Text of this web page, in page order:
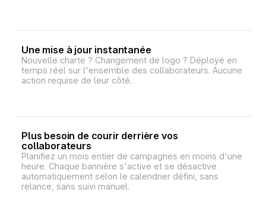
Une mise à jour instantanée
Nouvelle charte ? Changement de logo ? Déployé en
temps réel sur l'ensemble des collaborateurs. Aucune
action requise de leur côté.
Plus besoin de courir derrière vos
collaborateurs
Planifiez un mois entier de campagnes en moins d'une
heure. Chaque bannière s'active et se désactive
automatiquement selon le calendrier défini, sans
relance, sans suivi manuel.